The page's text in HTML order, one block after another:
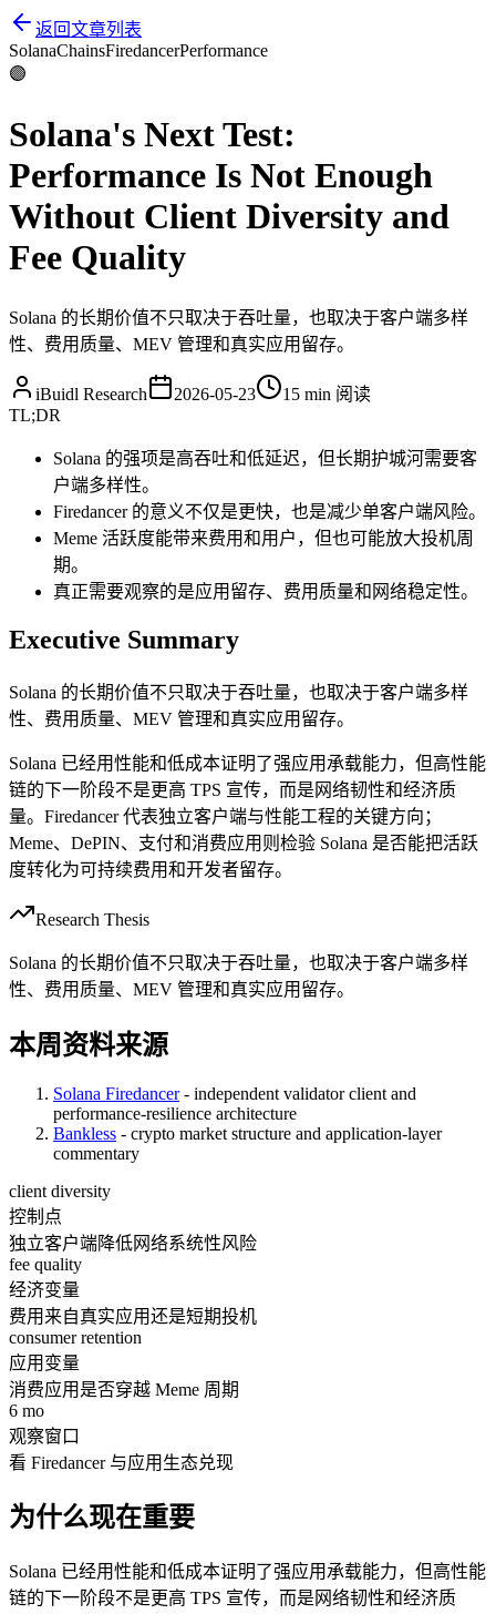
返回文章列表
SolanaChainsFiredancerPerformance
🟣
Solana's Next Test:
Performance Is Not Enough
Without Client Diversity and
Fee Quality
Solana 的长期价值不只取决于吞吐量，也取决于客户端多样
性、费用质量、MEV 管理和真实应用留存。
iBuidl Research 2026-05-23 15 min 阅读
TL;DR
Solana 的强项是高吞吐和低延迟，但长期护城河需要客
户端多样性。
Firedancer 的意义不仅是更快，也是减少单客户端风险。
Meme 活跃度能带来费用和用户，但也可能放大投机周
期。
真正需要观察的是应用留存、费用质量和网络稳定性。
Executive Summary
Solana 的长期价值不只取决于吞吐量，也取决于客户端多样
性、费用质量、MEV 管理和真实应用留存。
Solana 已经用性能和低成本证明了强应用承载能力，但高性能
链的下一阶段不是更高 TPS 宣传，而是网络韧性和经济质
量。Firedancer 代表独立客户端与性能工程的关键方向；
Meme、DePIN、支付和消费应用则检验 Solana 是否能把活跃
度转化为可持续费用和开发者留存。
Research Thesis
Solana 的长期价值不只取决于吞吐量，也取决于客户端多样
性、费用质量、MEV 管理和真实应用留存。
本周资料来源
Solana Firedancer- independent validator client and
performance-resilience architecture
Bankless - crypto market structure and application-layer
commentary
client diversity
控制点
独立客户端降低网络系统性风险
fee quality
经济变量
费用来自真实应用还是短期投机
consumer retention
应用变量
消费应用是否穿越 Meme 周期
6 mo
观察窗口
看 Firedancer 与应用生态兑现
为什么现在重要
Solana 已经用性能和低成本证明了强应用承载能力，但高性能
链的下一阶段不是更高 TPS 宣传，而是网络韧性和经济质